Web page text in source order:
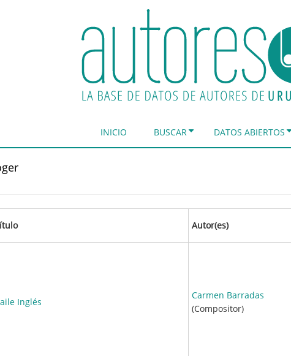
INICIO BUSCAR DATOS ABIERTOS
Autor(es)
Inglés
Carmen Barradas
(Compositor)